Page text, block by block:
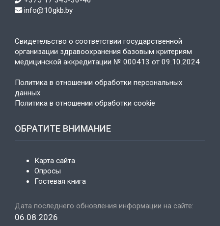
info@10gkb.by
Свидетельство о соответствии государственной
организации здравоохранения базовым критериям
медицинской аккредитации № 000413 от 09.10.2024
Политика в отношении обработки персональных
данных
Политика в отношении обработки cookie
ОБРАТИТЕ ВНИМАНИЕ
Карта сайта
Опросы
Гостевая книга
Дата последнего обновления информации на сайте:
06.08.2026